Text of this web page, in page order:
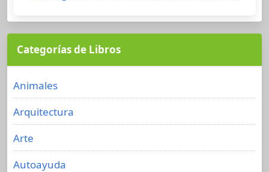
Categorías de Libros
Animales
Arquitectura
Arte
Autoayuda